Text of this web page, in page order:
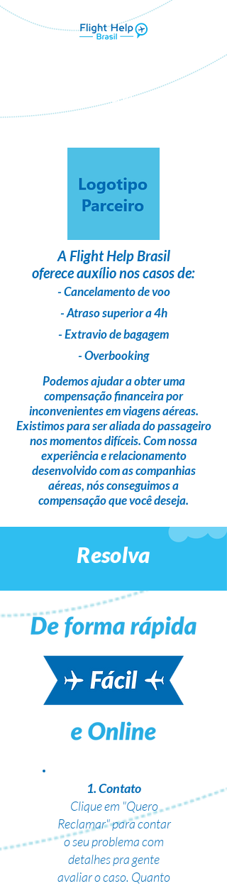
em parceria com
A Flight Help Brasil
oferece auxílio nos casos de:
- Cancelamento de voo
- Atraso superior a 4h
- Extravio de bagagem
- Overbooking
Podemos ajudar a obter uma
compensação financeirapor
inconvenientes em viagens aéreas.
Existimos para seraliada do passageiro
nos momentos difíceis. Com nossa
experiência e relacionamento
desenvolvido com as companhias
aéreas,nós conseguimos a
compensação que você deseja.
Resolva
1. Contato
Clique em "Quero
Reclamar" para contar
o seu problema com
detalhes pra gente
avaliar o caso. Quanto